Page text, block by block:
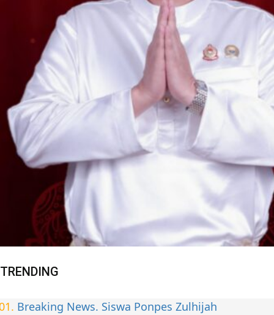
TRENDING
Breaking News. Siswa Ponpes Zulhijah